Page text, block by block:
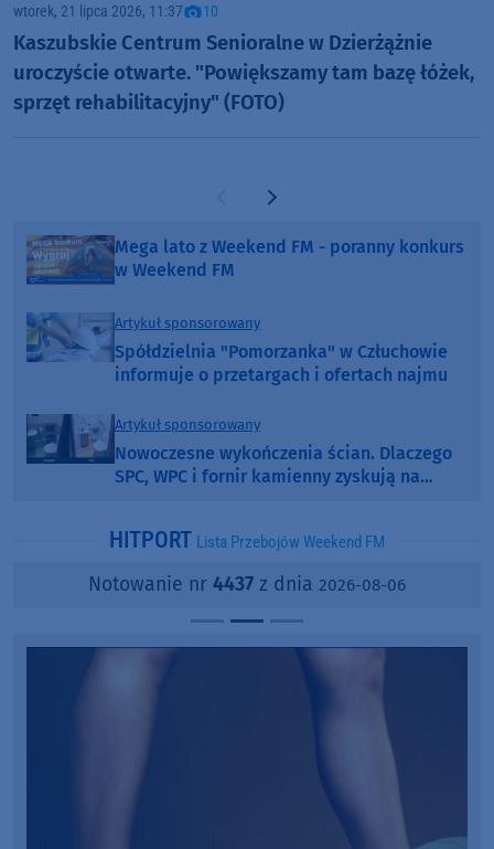
wtorek, 21 lipca 2026, 11:37 10
Kaszubskie Centrum Senioralne w Dzierżążnie
uroczyście otwarte. "Powiększamy tam bazę łóżek,
sprzęt rehabilitacyjny" (FOTO)
Poprzednia strona
Następna strona
Mega lato z Weekend FM - poranny konkurs
w Weekend FM
Artykuł sponsorowany
Spółdzielnia "Pomorzanka" w Człuchowie
informuje o przetargach i ofertach najmu
Artykuł sponsorowany
Nowoczesne wykończenia ścian. Dlaczego
SPC, WPC i fornir kamienny zyskują na
HITPORT Lista Przebojów Weekend FM
Notowanie nr 4437 z dnia 2026-08-06